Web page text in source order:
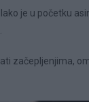
je u početku
začepljenjima,